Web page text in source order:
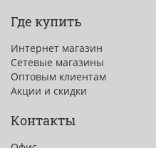
Где купить
Интернет магазин
Сетевые магазины
Оптовым клиентам
Акции и скидки
Контакты